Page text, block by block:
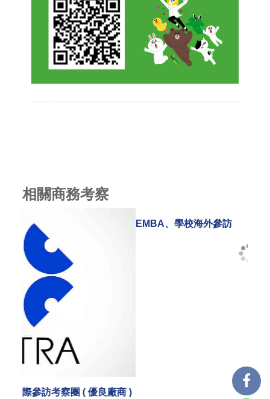
相關商務考察
EMBA、學校海外參訪